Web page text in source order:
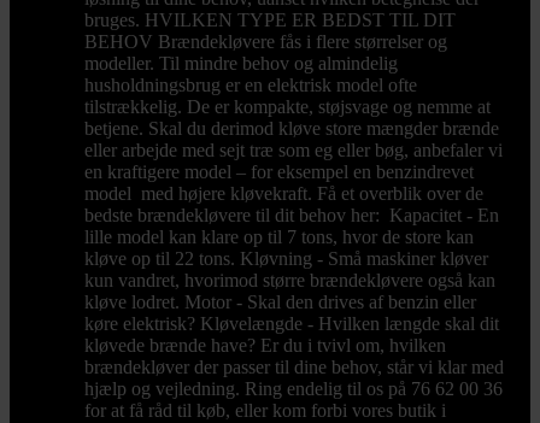
bruges. HVILKEN TYPE ER BEDST TIL DIT
BEHOV Brændekløvere fås i flere størrelser og
modeller. Til mindre behov og almindelig
husholdningsbrug er en elektrisk model ofte
tilstrækkelig. De er kompakte, støjsvage og nemme at
betjene. Skal du derimod kløve store mængder brænde
eller arbejde med sejt træ som eg eller bøg, anbefaler vi
en kraftigere model – for eksempel en benzindrevet
model med højere kløvekraft. Få et overblik over de
bedste brændekløvere til dit behov her: Kapacitet - En
lille model kan klare op til 7 tons, hvor de store kan
kløve op til 22 tons. Kløvning - Små maskiner kløver
kun vandret, hvorimod større brændekløvere også kan
kløve lodret. Motor - Skal den drives af benzin eller
køre elektrisk? Kløvelængde - Hvilken længde skal dit
kløvede brænde have? Er du i tvivl om, hvilken
brændekløver der passer til dine behov, står vi klar med
hjælp og vejledning. Ring endelig til os på 76 62 00 36
for at få råd til køb, eller kom forbi vores butik i